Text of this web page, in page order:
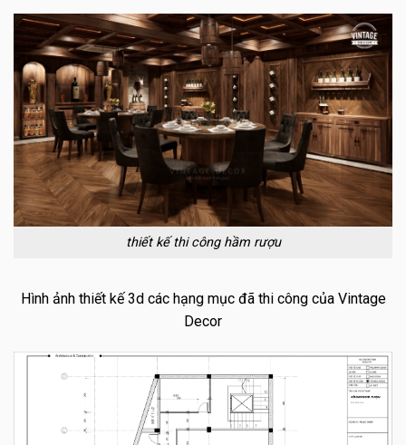
thiết kế thi công hầm rượu
Hình ảnh thiết kế 3d các hạng mục đã thi công của Vintage
Decor